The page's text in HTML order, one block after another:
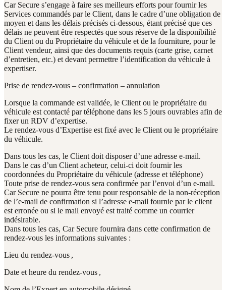
Car Secure s’engage à faire ses meilleurs efforts pour fournir les
Services commandés par le Client, dans le cadre d’une obligation de
moyen et dans les délais précisés ci-dessous, étant précisé que ces
délais ne peuvent être respectés que sous réserve de la disponibilité
du Client ou du Propriétaire du véhicule et de la fourniture, pour le
Client vendeur, ainsi que des documents requis (carte grise, carnet
d’entretien, etc.) et devant permettre l’identification du véhicule à
expertiser.
Prise de rendez-vous – confirmation – annulation
Lorsque la commande est validée, le Client ou le propriétaire du
véhicule est contacté par téléphone dans les 5 jours ouvrables afin de
fixer un RDV d’expertise.
Le rendez-vous d’Expertise est fixé avec le Client ou le propriétaire
du véhicule.
Dans tous les cas, le Client doit disposer d’une adresse e-mail.
Dans le cas d’un Client acheteur, celui-ci doit fournir les
coordonnées du Propriétaire du véhicule (adresse et téléphone)
Toute prise de rendez-vous sera confirmée par l’envoi d’un e-mail.
Car Secure ne pourra être tenu pour responsable de la non-réception
de l’e-mail de confirmation si l’adresse e-mail fournie par le client
est erronée ou si le mail envoyé est traité comme un courrier
indésirable.
Dans tous les cas, Car Secure fournira dans cette confirmation de
rendez-vous les informations suivantes :
Lieu du rendez-vous ,
Date et heure du rendez-vous ,